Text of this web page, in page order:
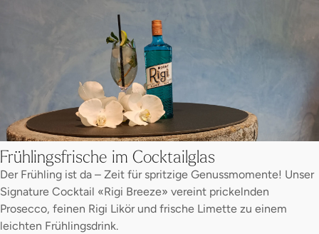
Frühlingsfrische im Cocktailglas
Der Frühling ist da – Zeit für spritzige Genussmomente! Unser
Signature Cocktail «Rigi Breeze» vereint prickelnden
Prosecco, feinen Rigi Likör und frische Limette zu einem
leichten Frühlingsdrink.